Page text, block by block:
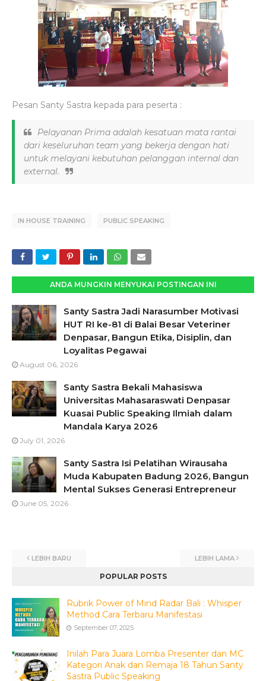
Pesan Santy Sastra kepada para peserta :
Pelayanan Prima adalah kesatuan mata rantai
dari keseluruhan team yang bekerja dengan hati
untuk melayani kebutuhan pelanggan internal dan
external.
IN HOUSE TRAINING PUBLIC SPEAKING
ANDA MUNGKIN MENYUKAI POSTINGAN INI
Santy Sastra Jadi Narasumber Motivasi
HUT RI ke-81 di Balai Besar Veteriner
Denpasar, Bangun Etika, Disiplin, dan
Loyalitas Pegawai
August 06, 2026
Santy Sastra Bekali Mahasiswa
Universitas Mahasaraswati Denpasar
Kuasai Public Speaking Ilmiah dalam
Mandala Karya 2026
July 01, 2026
Santy Sastra Isi Pelatihan Wirausaha
Muda Kabupaten Badung 2026, Bangun
Mental Sukses Generasi Entrepreneur
June 05, 2026
LEBIH BARU LEBIH LAMA
POPULAR POSTS
Rubrik Power of Mind Radar Bali : Whisper
Method Cara Terbaru Manifestasi
September 07, 2025
Inilah Para Juara Lomba Presenter dan MC
Kategori Anak dan Remaja 18 Tahun Santy
Sastra Public Speaking